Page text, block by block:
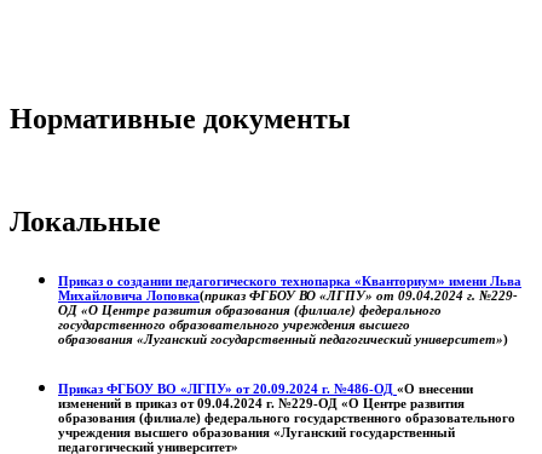
Нормативные документы
Локальные
Приказ о создании педагогического технопарка «Кванториум» имени Льва
Михайловича Лоповка(приказ ФГБОУ ВО «ЛГПУ» от 09.04.2024 г. №229-
ОД «О Центре развития образования (филиале) федерального
государственного образовательного учреждения высшего
образования «Луганский государственный педагогический университет»)
Приказ ФГБОУ ВО «ЛГПУ» от 20.09.2024 г. №486-ОД «О внесении
изменений в приказ от 09.04.2024 г. №229-ОД «О Центре развития
образования (филиале) федерального государственного образовательного
учреждения высшего образования «Луганский государственный
педагогический университет»